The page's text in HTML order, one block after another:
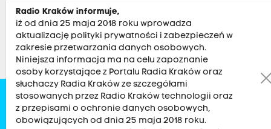
Zobacz Kultura Sport Muzyka Audycje
Radio Kraków informuje,
iż od dnia 25 maja 2018 roku wprowadza
aktualizację polityki prywatności i zabezpieczeń w
zakresie przetwarzania danych osobowych.
Niniejsza informacja ma na celu zapoznanie
osoby korzystające z Portalu Radia Kraków oraz
słuchaczy Radia Kraków ze szczegółami
stosowanych przez Radio Kraków technologii oraz
z przepisami o ochronie danych osobowych,
obowiązujących od dnia 25 maja 2018 roku.